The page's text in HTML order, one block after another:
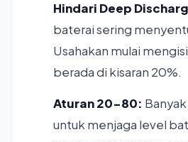
Hindari Deep
baterai sering
Usahakan mulai
berada di kisaran 20%.
Aturan 20-80:
untuk menjaga level